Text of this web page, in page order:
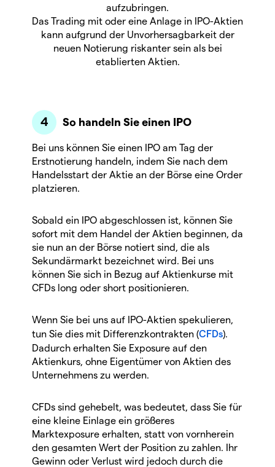
aufzubringen.
Das Trading mit oder eine Anlage in IPO-Aktien
kann aufgrund der Unvorhersagbarkeit der
neuen Notierung riskanter sein als bei
etablierten Aktien.
So handeln Sie einen IPO
Bei uns können Sie einen IPO am Tag der
Erstnotierung handeln, indem Sie nach dem
Handelsstart der Aktie an der Börse eine Order
platzieren.
Sobald ein IPO abgeschlossen ist, können Sie
sofort mit dem Handel der Aktien beginnen, da
sie nun an der Börse notiert sind, die als
Sekundärmarkt bezeichnet wird. Bei uns
können Sie sich in Bezug auf Aktienkurse mit
CFDs long oder short positionieren.
Wenn Sie bei uns auf IPO-Aktien spekulieren,
tun Sie dies mit Differenzkontrakten (CFDs).
Dadurch erhalten Sie Exposure auf den
Aktienkurs, ohne Eigentümer von Aktien des
Unternehmens zu werden.
CFDs sind gehebelt, was bedeutet, dass Sie für
eine kleine Einlage ein größeres
Marktexposure erhalten, statt von vornherein
den gesamten Wert der Position zu zahlen. Ihr
Gewinn oder Verlust wird jedoch durch die